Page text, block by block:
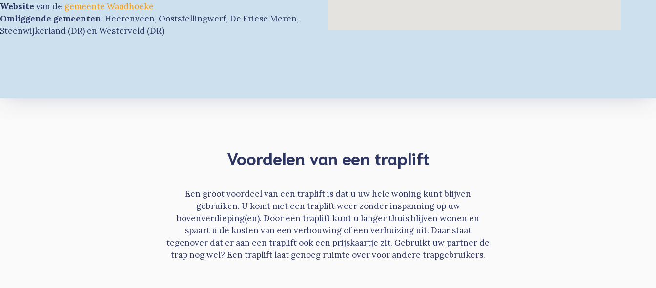
Website van de gemeente Waadhoeke
Omliggende gemeenten: Heerenveen, Ooststellingwerf, De Friese Meren,
Steenwijkerland (DR) en Westerveld (DR)
Voordelen van een traplift
Een groot voordeel van een traplift is dat u uw hele woning kunt blijven
gebruiken. U komt met een traplift weer zonder inspanning op uw
bovenverdieping(en). Door een traplift kunt u langer thuis blijven wonen en
spaart u de kosten van een verbouwing of een verhuizing uit. Daar staat
tegenover dat er aan een traplift ook een prijskaartje zit. Gebruikt uw partner de
trap nog wel? Een traplift laat genoeg ruimte over voor andere trapgebruikers.